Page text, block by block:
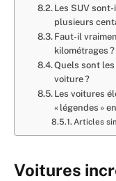
Les SUV
plusieurs
Faut-il
kilométrages ?
Quels sont
voiture ?
Les voitures
« légendes »
Articles
Voitures